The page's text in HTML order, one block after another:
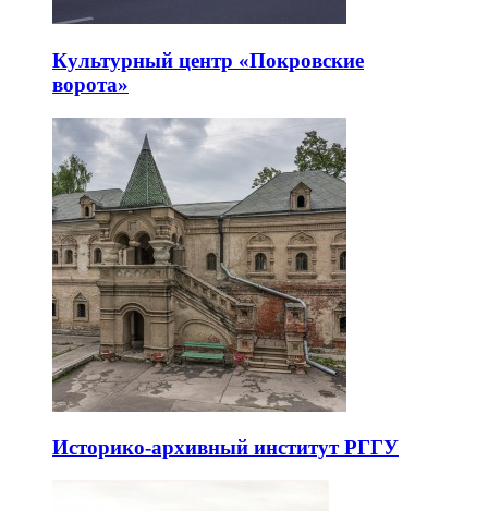
Культурный центр «Покровские
ворота»
Историко-архивный институт РГГУ